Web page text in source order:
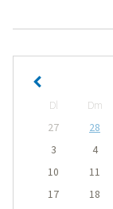
Dl Dm
27
28
3
4
10
11
17
18